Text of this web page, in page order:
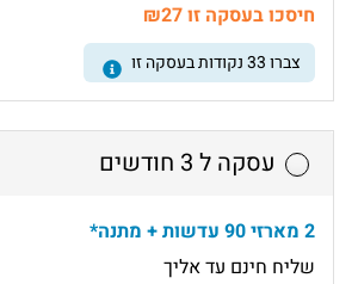
חיסכו בעסקה זו ₪27
צברו33נקודות בעסקה זו
עסקה ל 3 חודשים
2 מארזי 90 עדשות + מתנה*
שליח חינם עד אליך